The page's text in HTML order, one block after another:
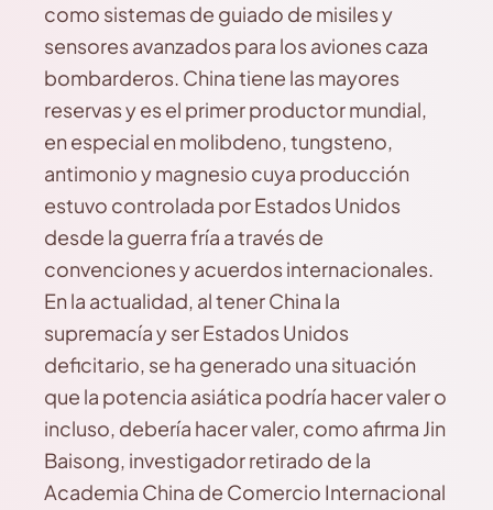
como sistemas de guiado de misiles y
sensores avanzados para los aviones caza
bombarderos. China tiene las mayores
reservas y es el primer productor mundial,
en especial en molibdeno, tungsteno,
antimonio y magnesio cuya producción
estuvo controlada por Estados Unidos
desde la guerra fría a través de
convenciones y acuerdos internacionales.
En la actualidad, al tener China la
supremacía y ser Estados Unidos
deficitario, se ha generado una situación
que la potencia asiática podría hacer valer o
incluso, debería hacer valer, como afirma Jin
Baisong, investigador retirado de la
Academia China de Comercio Internacional